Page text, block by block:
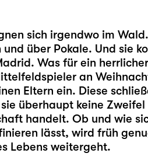
sich irgendwo im
über Pokale. Und sie
Was für ein
an
Eltern ein. Diese
überhaupt keine
handelt. Ob und wie
lässt, wird früh
Lebens weitergeht.